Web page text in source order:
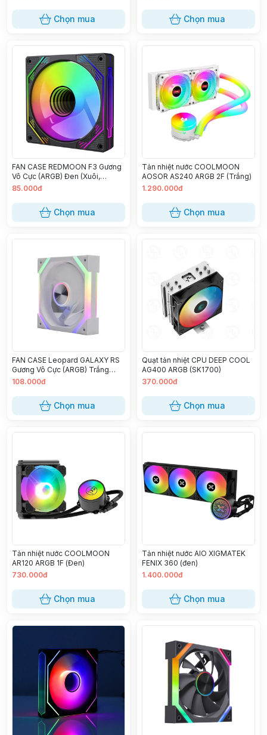
Chọn mua Chọn mua
FAN CASE REDMOON F3 Gương
Vô Cực (ARGB) Đen (Xuôi,
Ngược)
85.000đ
Chọn mua
Tản nhiệt nước COOLMOON
AOSOR AS240 ARGB 2F (Trắng)
1.290.000đ
Chọn mua
FAN CASE Leopard GALAXY RS
Gương Vô Cực (ARGB) Trắng
(Xuôi,Ngược)
108.000đ
Chọn mua
Quạt tản nhiệt CPU DEEP COOL
AG400 ARGB (SK1700)
370.000đ
Chọn mua
Tản nhiệt nước COOLMOON
AR120 ARGB 1F (Đen)
730.000đ
Chọn mua
Tản nhiệt nước AIO XIGMATEK
FENIX 360 (đen)
1.400.000đ
Chọn mua